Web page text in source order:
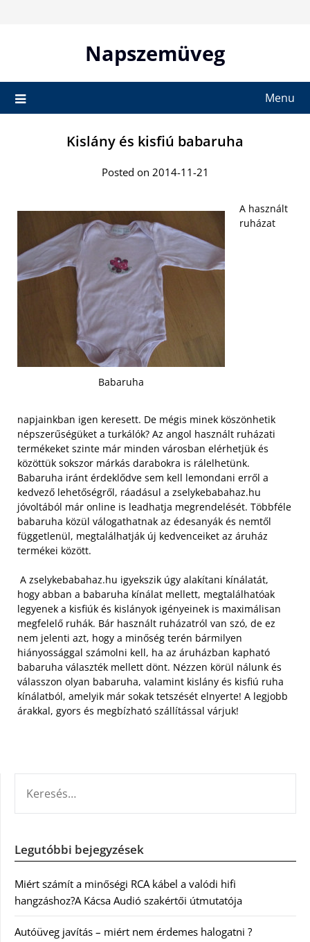
Napszemüveg
Menu
Kislány és kisfiú babaruha
Posted on 2014-11-21
Babaruha
A használt
ruházat
napjainkban igen keresett. De mégis minek köszönhetik
népszerűségüket a turkálók? Az angol használt ruházati
termékeket szinte már minden városban elérhetjük és
közöttük sokszor márkás darabokra is rálelhetünk.
Babaruha iránt érdeklődve sem kell lemondani erről a
kedvező lehetőségről, ráadásul a zselykebabahaz.hu
jóvoltából már online is leadhatja megrendelését. Többféle
babaruha közül válogathatnak az édesanyák és nemtől
függetlenül, megtalálhatják új kedvenceiket az áruház
termékei között.
A zselykebabahaz.hu igyekszik úgy alakítani kínálatát,
hogy abban a babaruha kínálat mellett, megtalálhatóak
legyenek a kisfiúk és kislányok igényeinek is maximálisan
megfelelő ruhák. Bár használt ruházatról van szó, de ez
nem jelenti azt, hogy a minőség terén bármilyen
hiányossággal számolni kell, ha az áruházban kapható
babaruha választék mellett dönt. Nézzen körül nálunk és
válasszon olyan babaruha, valamint kislány és kisfiú ruha
kínálatból, amelyik már sokak tetszését elnyerte! A legjobb
árakkal, gyors és megbízható szállítással várjuk!
Legutóbbi bejegyzések
Miért számít a minőségi RCA kábel a valódi hifi
hangzáshoz?A Kácsa Audió szakértői útmutatója
Autóüveg javítás – miért nem érdemes halogatni ?